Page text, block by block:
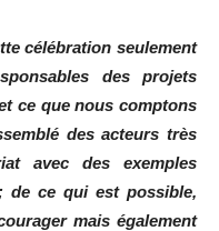
célébration seulement
des projets
ce que nous comptons
des acteurs très
avec des exemples
de ce qui est possible,
mais également